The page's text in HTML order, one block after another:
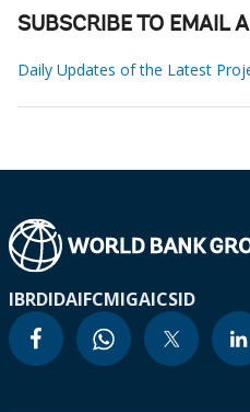
SUBSCRIBE TO EMAIL
Daily Updates of the Latest
IBRDIDAIFCMIGAICSID